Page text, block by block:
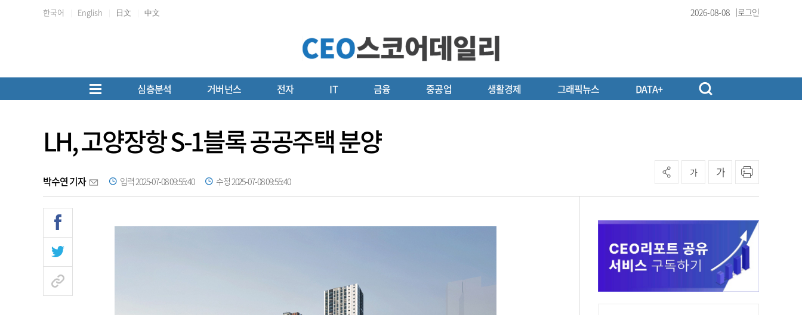
한국어 English 日文 中文 2026-08-08 로그인
심층분석 거버넌스 전자 IT 금융 중공업 생활경제 그래픽뉴스 DATA+
LH, 고양장항 S-1블록 공공주택 분양
박수연 기자 입력 2025-07-08 09:55:40 수정 2025-07-08 09:55:40
가 가